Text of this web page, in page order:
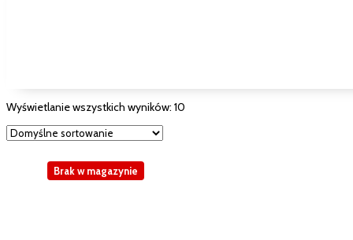
Wyświetlanie wszystkich wyników: 10
Brak w magazynie